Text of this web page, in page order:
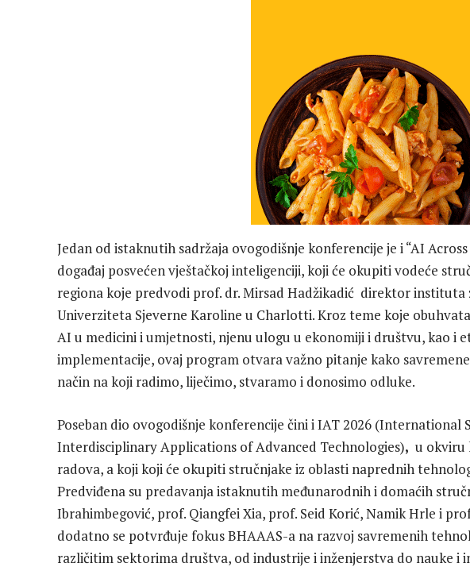
Jedan od istaknutih sadržaja ovogodišnje konferencije je i “AI
događaj posvećen vještačkoj inteligenciji, koji će okupiti vodeće
regiona koje predvodi prof. dr. Mirsad Hadžikadić direktor instituta
Univerziteta Sjeverne Karoline u Charlotti. Kroz teme koje
AI u medicini i umjetnosti, njenu ulogu u ekonomiji i društvu, kao i
implementacije, ovaj program otvara važno pitanje kako
način na koji radimo, liječimo, stvaramo i donosimo odluke.
Poseban dio ovogodišnje konferencije čini i IAT 2026 (International
Interdisciplinary Applications of Advanced Technologies), u okviru
radova, a koji koji će okupiti stručnjake iz oblasti naprednih
Predviđena su predavanja istaknutih međunarodnih i domaćih
Ibrahimbegović, prof. Qiangfei Xia, prof. Seid Korić, Namik Hrle i
dodatno se potvrđuje fokus BHAAAS-a na razvoj savremenih
različitim sektorima društva, od industrije i inženjerstva do nauke i